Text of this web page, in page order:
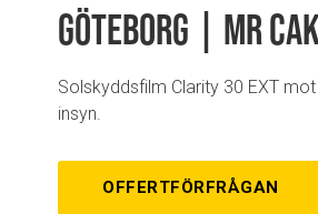
Göteborg | Mr
Solskyddsfilm Clarity 30 EXT
insyn.
OFFERTFÖRFRÅGAN